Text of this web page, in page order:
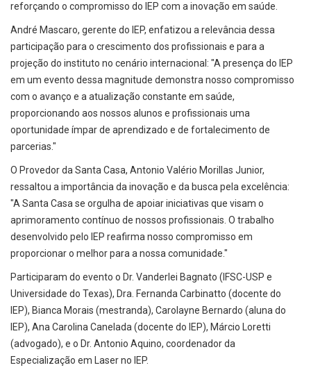
reforçando o compromisso do IEP com a inovação em saúde.
André Mascaro, gerente do IEP, enfatizou a relevância dessa
participação para o crescimento dos profissionais e para a
projeção do instituto no cenário internacional: "A presença do IEP
em um evento dessa magnitude demonstra nosso compromisso
com o avanço e a atualização constante em saúde,
proporcionando aos nossos alunos e profissionais uma
oportunidade ímpar de aprendizado e de fortalecimento de
parcerias."
O Provedor da Santa Casa, Antonio Valério Morillas Junior,
ressaltou a importância da inovação e da busca pela excelência:
"A Santa Casa se orgulha de apoiar iniciativas que visam o
aprimoramento contínuo de nossos profissionais. O trabalho
desenvolvido pelo IEP reafirma nosso compromisso em
proporcionar o melhor para a nossa comunidade."
Participaram do evento o Dr. Vanderlei Bagnato (IFSC-USP e
Universidade do Texas), Dra. Fernanda Carbinatto (docente do
IEP), Bianca Morais (mestranda), Carolayne Bernardo (aluna do
IEP), Ana Carolina Canelada (docente do IEP), Márcio Loretti
(advogado), e o Dr. Antonio Aquino, coordenador da
Especialização em Laser no IEP.